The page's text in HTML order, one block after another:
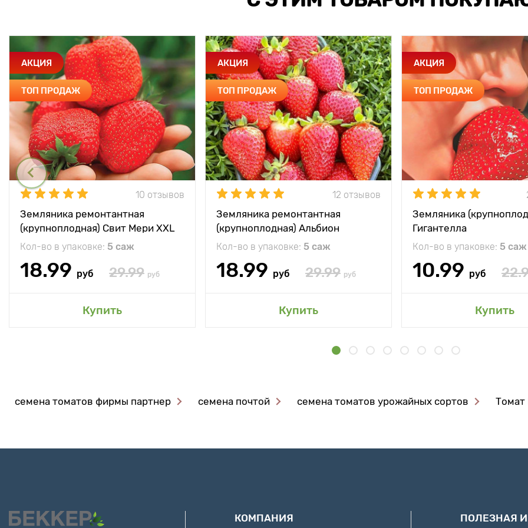
АКЦИЯ
ТОП ПРОДАЖ
10 отзывов
Земляника ремонтантная
(крупноплодная) Свит Мери XXL
Кол-во в упаковке: 5 саж
18.99 руб 29.99 руб
Купить
АКЦИЯ
ТОП ПРОДАЖ
12 отзывов
Земляника ремонтантная
(крупноплодная) Альбион
Кол-во в упаковке: 5 саж
18.99 руб 29.99 руб
Купить
АКЦИЯ
ТОП ПРОДАЖ
Земляника
Гигантелла
Кол-во в упаковке: 5 саж
10.99 руб
Купить
семена томатов фирмы партнер семена почтой семена томатов урожайных сортов Томат
КОМПАНИЯ ПОЛЕЗНАЯ